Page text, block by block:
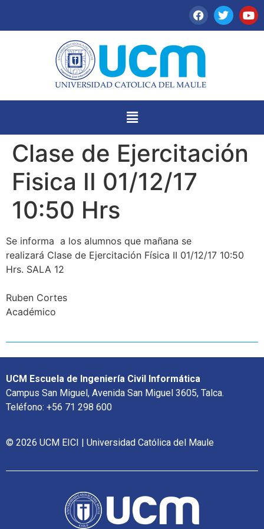
Clase de Ejercitación
Fisica II 01/12/17
10:50 Hrs
Se informa a los alumnos que mañana se
realizará Clase de Ejercitación Física II 01/12/17 10:50
Hrs. SALA 12
Ruben Cortes
Académico
UCM Escuela de Ingeniería Civil Informática
Campus San Miguel, Avenida San Miguel 3605, Talca.
Teléfono: +56 71 298 600
© 2026 UCM EICI | Universidad Católica del Maule